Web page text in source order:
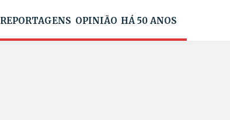
REPORTAGENS OPINIÃO HÁ 50 ANOS